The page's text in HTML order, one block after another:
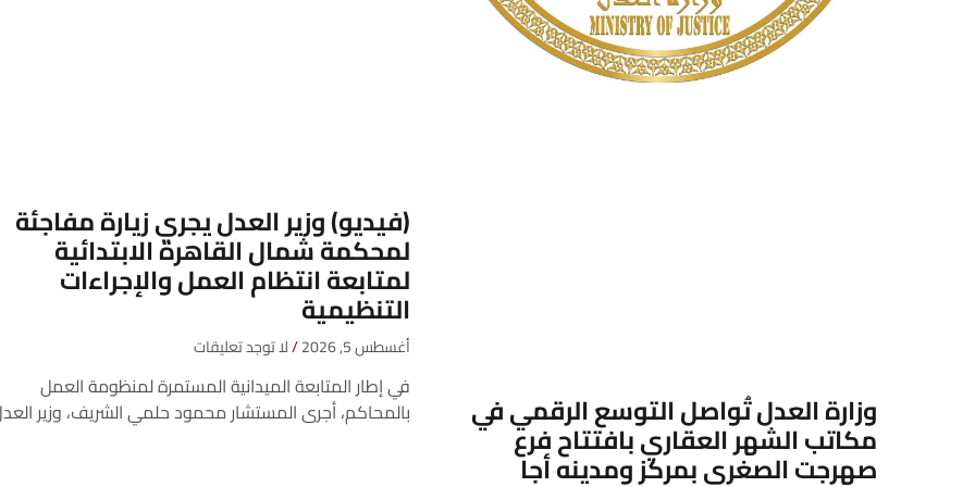
وزارة العدل تُواصل التوسع الرقمي في
مكاتب الشهر العقاري بافتتاح فرع
صهرجت الصغرى بمركز ومدينه أجا
(فيديو) وزير العدل يجري زيارة مفاجئة
لمحكمة شمال القاهرة الابتدائية
لمتابعة انتظام العمل والإجراءات
التنظيمية
أغسطس 5, 2026 لا توجد تعليقات
في إطار المتابعة الميدانية المستمرة لمنظومة العمل
بالمحاكم، أجرى المستشار محمود حلمي الشريف، وزير